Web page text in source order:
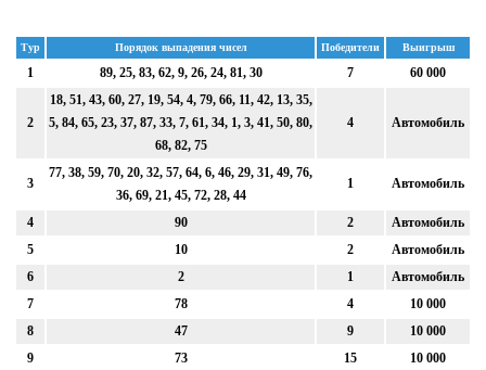
Тур Порядок выпадения чисел Победители Выигрыш
1 89, 25, 83, 62, 9, 26, 24, 81, 30 7 60 000
2
18, 51, 43, 60, 27, 19, 54, 4, 79, 66, 11, 42, 13, 35,
5, 84, 65, 23, 37, 87, 33, 7, 61, 34, 1, 3, 41, 50, 80,
68, 82, 75
4 Автомобиль
3
77, 38, 59, 70, 20, 32, 57, 64, 6, 46, 29, 31, 49, 76,
36, 69, 21, 45, 72, 28, 44
1 Автомобиль
4 90 2
Автомобиль
5
10 2
Автомобиль
6
2 1
Автомобиль
7
78 4
10 000
8
47 9
10 000
9
73 15
10 000